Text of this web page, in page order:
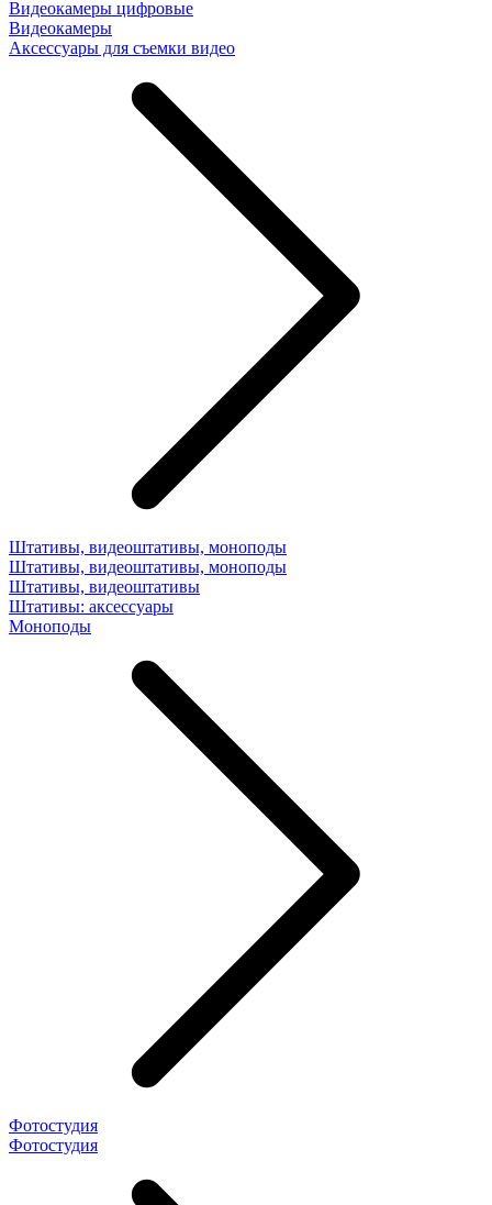
Видеокамеры цифровые
Видеокамеры
Аксессуары для съемки видео
Штативы, видеоштативы, моноподы
Штативы, видеоштативы, моноподы
Штативы, видеоштативы
Штативы: аксессуары
Моноподы
Фотостудия
Фотостудия